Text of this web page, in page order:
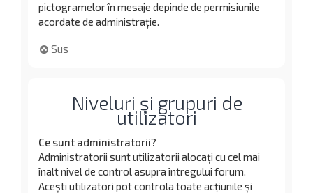
pictogramelor în mesaje depinde de permisiunile
acordate de administrație.
Sus
Niveluri și grupuri de
utilizatori
Ce sunt administratorii?
Administratorii sunt utilizatorii alocați cu cel mai
înalt nivel de control asupra întregului forum.
Acești utilizatori pot controla toate acțiunile și